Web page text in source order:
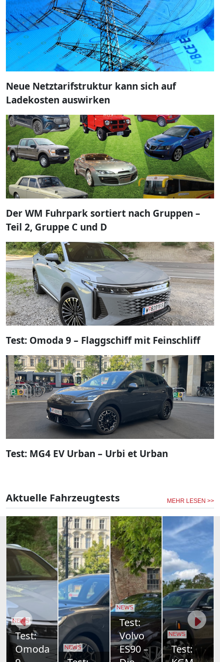
Neue Netztarifstruktur kann sich auf
Ladekosten auswirken
Der WM Fuhrpark sortiert nach Gruppen –
Teil 2, Gruppe C und D
Test: Omoda 9 – Flaggschiff mit Feinschliff
Test: MG4 EV Urban – Urbi et Urban
Aktuelle Fahrzeugtests MEHR LESEN >>
NEWS
Toyota
bZ4X
NEWS NEWS